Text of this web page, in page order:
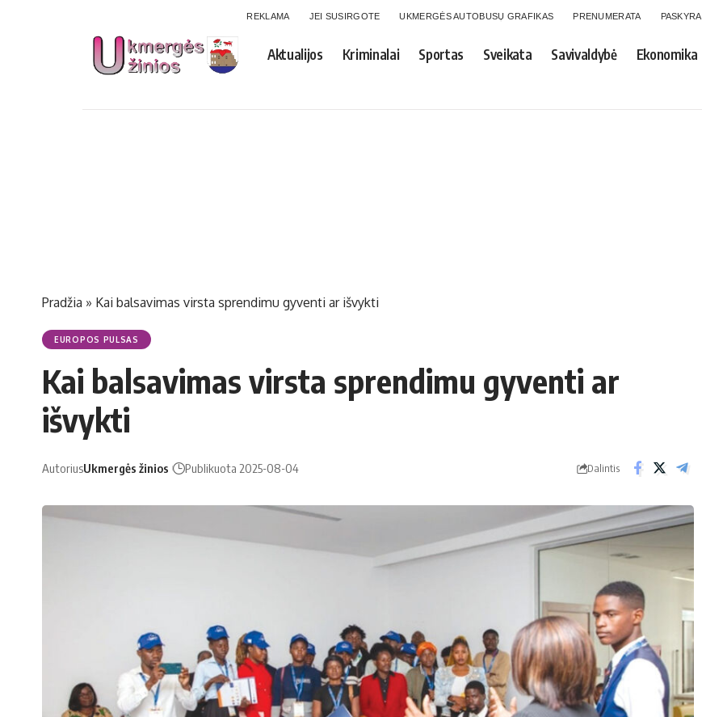
REKLAMA JEI SUSIRGOTE UKMERGĖS AUTOBUSŲ GRAFIKAS PRENUMERATA PASKYRA
Aktualijos Kriminalai Sportas Sveikata Savivaldybė Ekonomika
Pradžia » Kai balsavimas virsta sprendimu gyventi ar išvykti
EUROPOS PULSAS
Kai balsavimas virsta sprendimu gyventi ar
išvykti
AutoriusUkmergės žinios Publikuota 2025-08-04 Dalintis